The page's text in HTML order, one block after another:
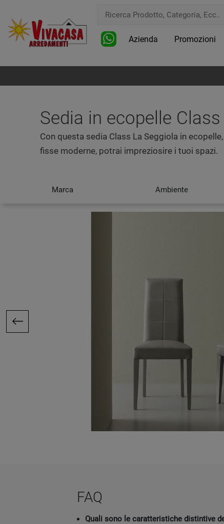
Azienda Promozioni
Sedia in ecopelle
Con questa sedia Class La Seggiola in
fisse moderne, potrai impreziosire i tuoi spazi.
Marca Ambiente
FAQ
Quali sono le caratteristiche distintive